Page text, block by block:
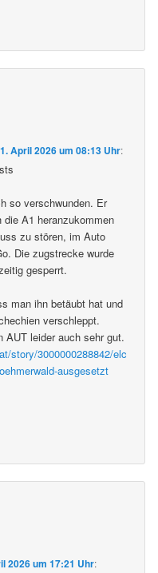
April 2026 um 08:13 Uhr:
so verschwunden. Er
die A1 heranzukommen
zu stören, im Auto
Die zugstrecke wurde
gesperrt.
man ihn betäubt hat und
verschleppt.
AUT leider auch sehr gut.
story/3000000288842/elc
ausgesetzt
2026 um 17:21 Uhr: